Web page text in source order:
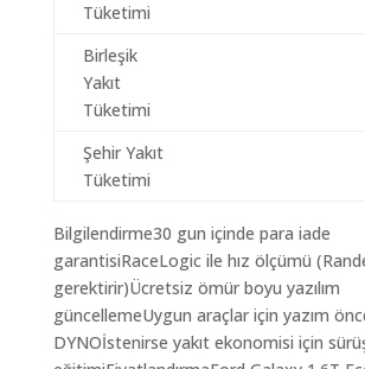
Tüketimi
Birleşik
Yakıt
Tüketimi
Şehir Yakıt
Tüketimi
Bilgilendirme30 gun içinde para iade
garantisiRaceLogic ile hız ölçümü
gerektirir)Ücretsiz ömür boyu yazılım
güncellemeUygun araçlar için yazım
DYNOİstenirse yakıt ekonomisi için